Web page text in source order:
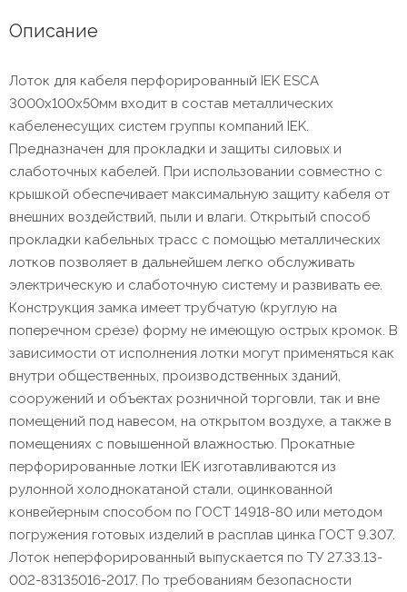
Описание
Лоток для кабеля перфорированный IEK ESCA
3000х100х50мм входит в состав металлических
кабеленесущих систем группы компаний IEK.
Предназначен для прокладки и защиты силовых и
слаботочных кабелей. При использовании совместно с
крышкой обеспечивает максимальную защиту кабеля от
внешних воздействий, пыли и влаги. Открытый способ
прокладки кабельных трасс с помощью металлических
лотков позволяет в дальнейшем легко обслуживать
электрическую и слаботочную систему и развивать ее.
Конструкция замка имеет трубчатую (круглую на
поперечном срезе) форму не имеющую острых кромок. В
зависимости от исполнения лотки могут применяться как
внутри общественных, производственных зданий,
сооружений и объектах розничной торговли, так и вне
помещений под навесом, на открытом воздухе, а также в
помещениях с повышенной влажностью. Прокатные
перфорированные лотки IEK изготавливаются из
рулонной холоднокатаной стали, оцинкованной
конвейерным способом по ГОСТ 14918-80 или методом
погружения готовых изделий в расплав цинка ГОСТ 9.307.
Лоток неперфорированный выпускается по ТУ 27.33.13-
002-83135016-2017. По требованиям безопасности